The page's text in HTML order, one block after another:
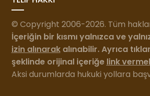
© Copyright 2006-2026. Tüm
İçeriğin bir kısmı yalnızca ve
izin alınarakalınabilir. Ayrıca
şeklinde orijinal içeriğe link
Aksi durumlarda hukuki yollara